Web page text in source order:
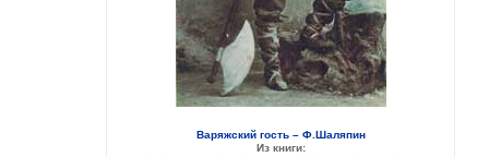
Варяжский гость – Ф.Шаляпин
Из книги: